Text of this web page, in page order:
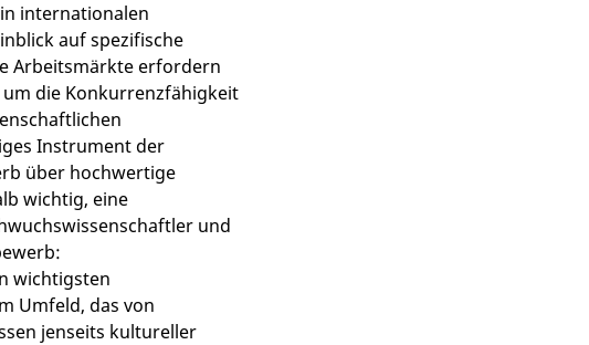
internationalen
auf spezifische
Arbeitsmärkte erfordern
die Konkurrenzfähigkeit
Instrument der
über hochwertige
wichtig, eine
und
wichtigsten
Umfeld, das von
jenseits kultureller